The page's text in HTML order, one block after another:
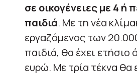
σε οικογένειες με 4 ή
παιδιά. Με τη νέα
εργαζόμενος των
παιδιά, θα έχει ετήσιο
ευρώ. Με τρία τέκνα θα